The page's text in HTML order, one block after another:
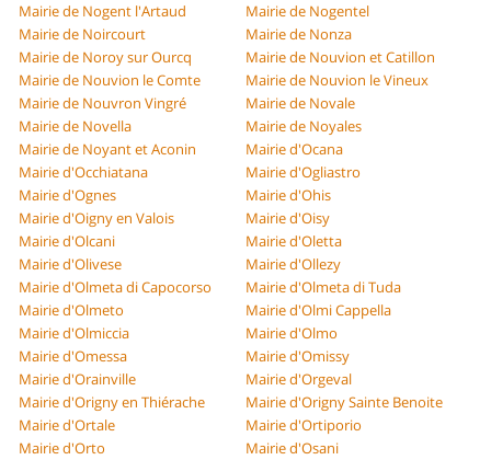
Mairie de Nogent l'Artaud
Mairie de Nogentel
Mairie de Noircourt
Mairie de Nonza
Mairie de Noroy sur Ourcq
Mairie de Nouvion et Catillon
Mairie de Nouvion le Comte
Mairie de Nouvion le Vineux
Mairie de Nouvron Vingré
Mairie de Novale
Mairie de Novella
Mairie de Noyales
Mairie de Noyant et Aconin
Mairie d'Ocana
Mairie d'Occhiatana
Mairie d'Ogliastro
Mairie d'Ognes
Mairie d'Ohis
Mairie d'Oigny en Valois
Mairie d'Oisy
Mairie d'Olcani
Mairie d'Oletta
Mairie d'Olivese
Mairie d'Ollezy
Mairie d'Olmeta di Capocorso
Mairie d'Olmeta di Tuda
Mairie d'Olmeto
Mairie d'Olmi Cappella
Mairie d'Olmiccia
Mairie d'Olmo
Mairie d'Omessa
Mairie d'Omissy
Mairie d'Orainville
Mairie d'Orgeval
Mairie d'Origny en Thiérache
Mairie d'Origny Sainte Benoite
Mairie d'Ortale
Mairie d'Ortiporio
Mairie d'Orto
Mairie d'Osani